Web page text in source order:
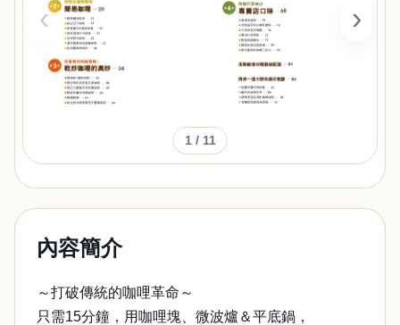
‹ ›
1/ 11
內容簡介
～打破傳統的咖哩革命～
只需15分鐘，用咖哩塊、微波爐＆平底鍋，